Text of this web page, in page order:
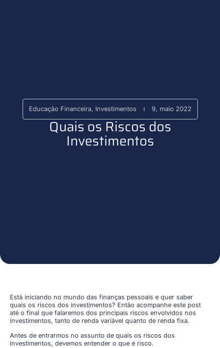
Educação Financeira, Investimentos 9, maio 2022
Quais os Riscos dos
Investimentos
Está iniciando no mundo das finanças pessoais e quer saber
quais os riscos dos investimentos? Então acompanhe este post
até o final que falaremos dos principais riscos envolvidos nos
investimentos, tanto de renda variável quanto de renda fixa.
Antes de entrarmos no assunto de quais os riscos dos
investimentos, devemos entender o que é risco.